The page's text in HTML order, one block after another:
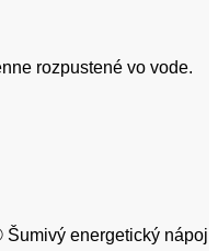
rozpustené vo vode.
Šumivý energetický nápoj